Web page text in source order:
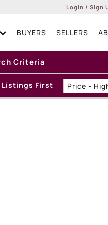
Login / Sign
Login
Sign Up
BUYERS SELLERS
Criteria
Listings First